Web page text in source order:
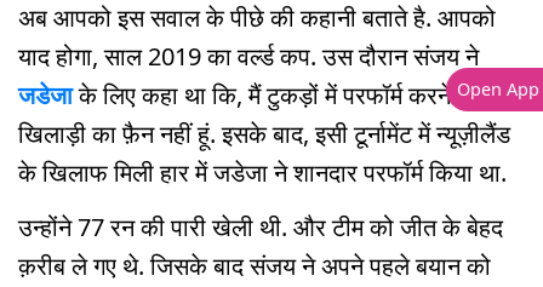
अब आपको इस सवाल के पीछे की कहानी बताते है. आपको
याद होगा, साल 2019 का वर्ल्ड कप. उस दौरान संजय ने
जडेजाके लिए कहा था कि, मैं टुकड़ों में परफॉर्म करने वाले
खिलाड़ी का फ़ैन नहीं हूं. इसके बाद, इसी टूर्नामेंट में न्यूज़ीलैंड
के खिलाफ मिली हार में जडेजा ने शानदार परफॉर्म किया था.
उन्होंने 77 रन की पारी खेली थी. और टीम को जीत के बेहद
क़रीब ले गए थे. जिसके बाद संजय ने अपने पहले बयान को
Open App